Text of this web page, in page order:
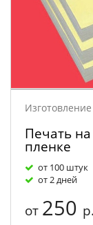
Печать
пленке
от 100 штук
от 2 дней
от 250